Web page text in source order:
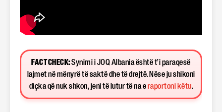
FACT CHECK:Synimi i JOQ Albania është t’i paraqesë
lajmet në mënyrë të saktë dhe të drejtë. Nëse ju shikoni
diçka që nuk shkon, jeni të lutur të na e raportoni këtu.